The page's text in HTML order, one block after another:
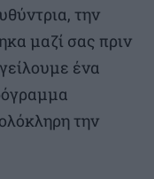
την
μαζί σας πριν
ένα
την